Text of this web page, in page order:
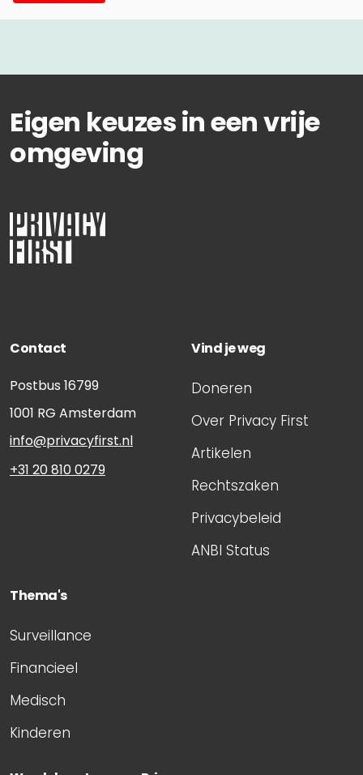
Eigen keuzes in een vrije
omgeving
Contact
Postbus 16799
1001 RG Amsterdam
info@privacyfirst.nl
+31 20 810 0279
Vind je weg
Doneren
Over Privacy First
Artikelen
Rechtszaken
Privacybeleid
ANBI Status
Thema's
Surveillance
Financieel
Medisch
Kinderen